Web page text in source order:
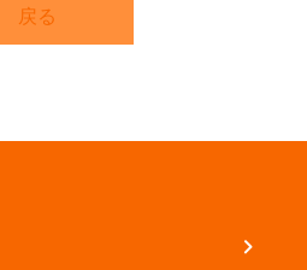
戻る